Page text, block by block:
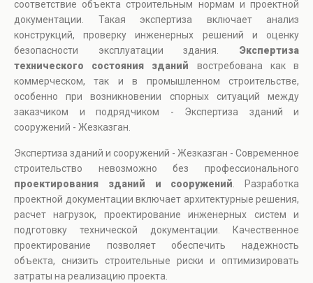
соответствие объекта строительным нормам и проектной
документации. Такая экспертиза включает анализ
конструкций, проверку инженерных решений и оценку
безопасности эксплуатации здания. Экспертиза
технического состояния зданий востребована как в
коммерческом, так и в промышленном строительстве,
особенно при возникновении спорных ситуаций между
заказчиком и подрядчиком - Экспертиза зданий и
сооружений - Жезказган.
Экспертиза зданий и сооружений - Жезказган - Современное
строительство невозможно без профессионального
проектирования зданий и сооружений . Разработка
проектной документации включает архитектурные решения,
расчет нагрузок, проектирование инженерных систем и
подготовку технической документации. Качественное
проектирование позволяет обеспечить надежность
объекта, снизить строительные риски и оптимизировать
затраты на реализацию проекта.